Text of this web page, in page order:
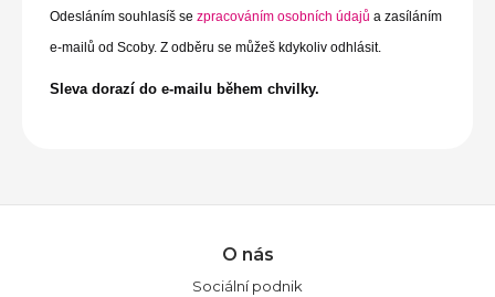
Odesláním souhlasíš se zpracováním osobních údajů a zasíláním
e-mailů od Scoby. Z odběru se můžeš kdykoliv odhlásit.
Sleva dorazí do e-mailu během chvilky.
O nás
Sociální podnik